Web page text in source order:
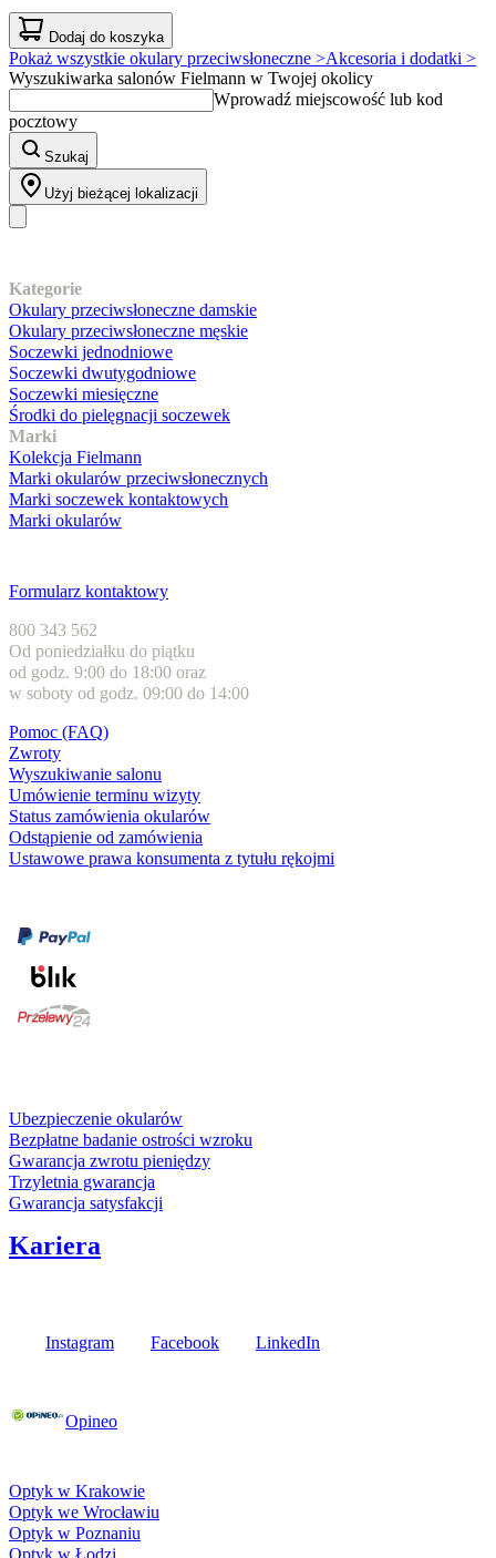
Dodaj do koszyka
Pokaż wszystkie okulary przeciwsłoneczne >Akcesoria i dodatki >
Wyszukiwarka salonów Fielmann w Twojej okolicy
Wprowadź miejscowość lub kod
pocztowy
Szukaj
Użyj bieżącej lokalizacji
Kategorie
Okulary przeciwsłoneczne damskie
Okulary przeciwsłoneczne męskie
Soczewki jednodniowe
Soczewki dwutygodniowe
Soczewki miesięczne
Środki do pielęgnacji soczewek
Marki
Kolekcja Fielmann
Marki okularów przeciwsłonecznych
Marki soczewek kontaktowych
Marki okularów
Formularz kontaktowy
800 343 562
Od poniedziałku do piątku
od godz. 9:00 do 18:00 oraz
w soboty od godz. 09:00 do 14:00
Pomoc (FAQ)
Zwroty
Wyszukiwanie salonu
Umówienie terminu wizyty
Status zamówienia okularów
Odstąpienie od zamówienia
Ustawowe prawa konsumenta z tytułu rękojmi
Ubezpieczenie okularów
Bezpłatne badanie ostrości wzroku
Gwarancja zwrotu pieniędzy
Trzyletnia gwarancja
Gwarancja satysfakcji
Kariera
Instagram Facebook LinkedIn
Opineo
Optyk w Krakowie
Optyk we Wrocławiu
Optyk w Poznaniu